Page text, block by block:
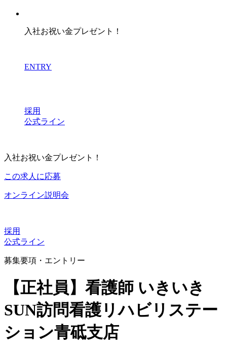
入社お祝い金プレゼント！
ENTRY
採用
公式ライン
入社お祝い金プレゼント！
この求人に応募
オンライン説明会
採用
公式ライン
募集要項・エントリー
【正社員】看護師 いきいき
SUN訪問看護リハビリステー
ション青砥支店